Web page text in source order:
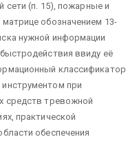
сети (п. 15), пожарные и
обозначением 13-
нужной информации
ввиду её
классификатор
при
средств тревожной
практической
обеспечения